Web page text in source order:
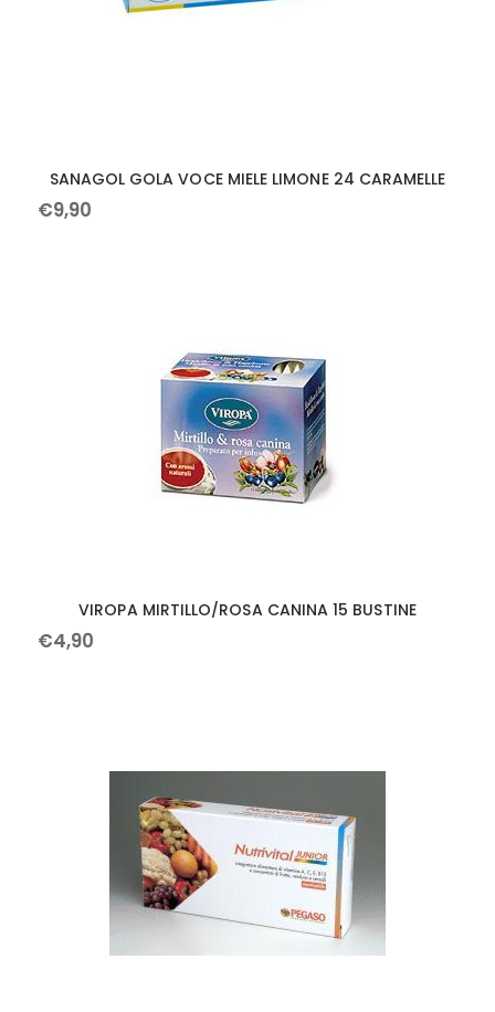
SANAGOL GOLA VOCE MIELE LIMONE 24 CARAMELLE
€9,90
VIROPA MIRTILLO/ROSA CANINA 15 BUSTINE
€4,90